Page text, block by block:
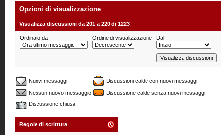
Opzioni di visualizzazione
Visualizza discussioni da 201 a 220 di 1223
Ordinato da Ordine di visualizzazione Dal
Nuovi messaggi
Discussioni calde con nuovi messaggi
Nessun nuovo messaggio
Discussione calde senza nuovi messaggi
Discussione chiusa
Regole di scrittura